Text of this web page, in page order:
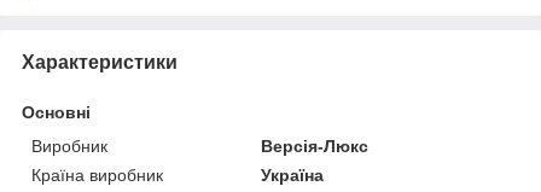
Характеристики
Основні
Виробник
Версія-Люкс
Країна виробник
Україна